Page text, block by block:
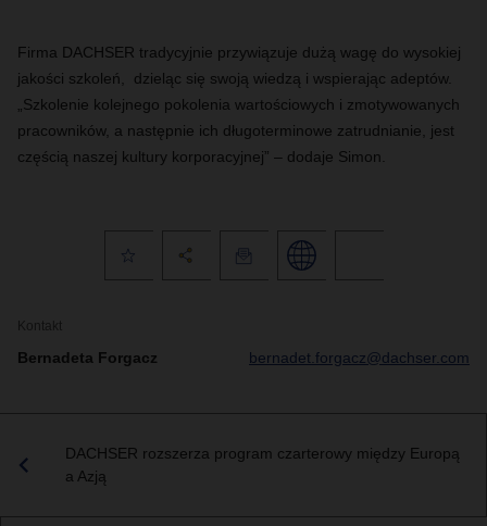
Firma DACHSER tradycyjnie przywiązuje dużą wagę do wysokiej
jakości szkoleń, dzieląc się swoją wiedzą i wspierając adeptów.
„Szkolenie kolejnego pokolenia wartościowych i zmotywowanych
pracowników, a następnie ich długoterminowe zatrudnianie, jest
częścią naszej kultury korporacyjnej” – dodaje Simon.
Kontakt
Bernadeta Forgacz bernadet.forgacz@dachser.com
DACHSER rozszerza program czarterowy między Europą
a Azją